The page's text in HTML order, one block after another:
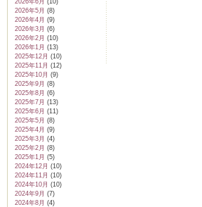
2026年5月 (8)
2026年4月 (9)
2026年3月 (6)
2026年2月 (10)
2026年1月 (13)
2025年12月 (10)
2025年11月 (12)
2025年10月 (9)
2025年9月 (8)
2025年8月 (6)
2025年7月 (13)
2025年6月 (11)
2025年5月 (8)
2025年4月 (9)
2025年3月 (4)
2025年2月 (8)
2025年1月 (5)
2024年12月 (10)
2024年11月 (10)
2024年10月 (10)
2024年9月 (7)
2024年8月 (4)